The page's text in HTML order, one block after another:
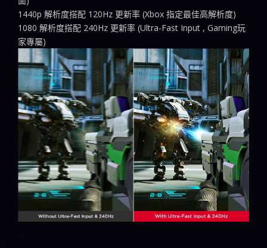
1440p 解析度搭配 120Hz 更新率 (Xbox 指定最佳高解析度)
1080 解析度搭配 240Hz 更新率 (Ultra-Fast Input , Gaming玩
家專屬)